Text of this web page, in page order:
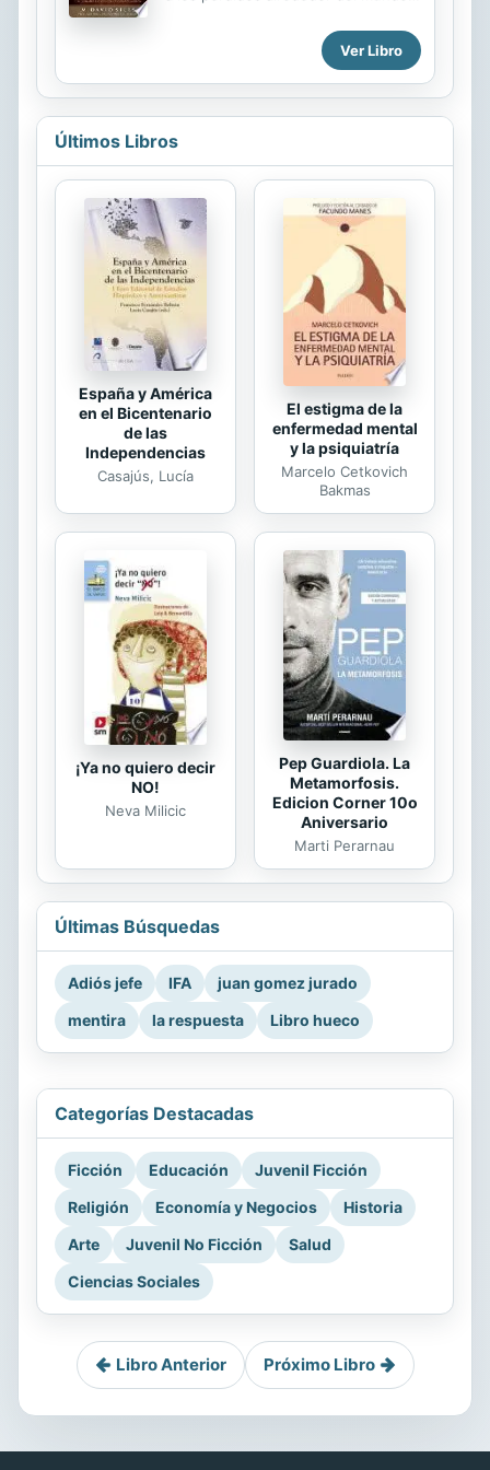
más amplia y profunda que el simple
hecho de alcanzar a los perdidos.
Cristo llama a Su iglesia para hacer
discípulos entre todos los pueblos y
nos ha mandado. Alcanzando y
capacitando examina dicha tarea y
destaca la necesidad de una
misionología completa y equilibrada
que obedezca el mandamiento
mencionado. En tanto que el
evangelismo y la plantación de
iglesias son componentes esenciales
Ver Libro
Últimos Libros
España y América
en el Bicentenario
de las
Independencias
Casajús, Lucía
El estigma de la
enfermedad mental
y la psiquiatría
Marcelo Cetkovich
Bakmas
¡Ya no quiero decir
NO!
Neva Milicic
Pep Guardiola. La
Metamorfosis.
Edicion Corner 10o
Aniversario
Marti Perarnau
Últimas Búsquedas
Adiós jefe IFA
juan gomez jurado
mentira
la respuesta Libro hueco
Categorías Destacadas
Ficción Educación
Juvenil Ficción
Religión
Economía y Negocios
Historia
Arte
Juvenil No Ficción
Salud
Ciencias Sociales
Libro Anterior Próximo Libro